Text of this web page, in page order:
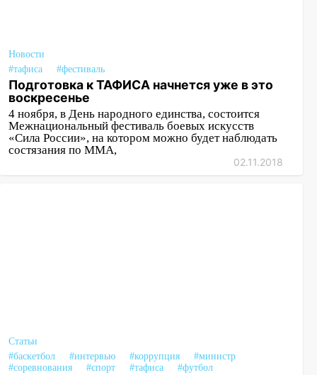
Новости
#тафиса
#фестиваль
Подготовка к ТАФИСА начнется уже в это
воскресенье
4 ноября, в День народного единства, состоится
Межнациональный фестиваль боевых искусств
«Сила России», на котором можно будет наблюдать
состязания по ММА,
02.11.2018
Статьи
#баскетбол
#интервью #коррупция
#министр
#соревнования
#спорт #тафиса #футбол